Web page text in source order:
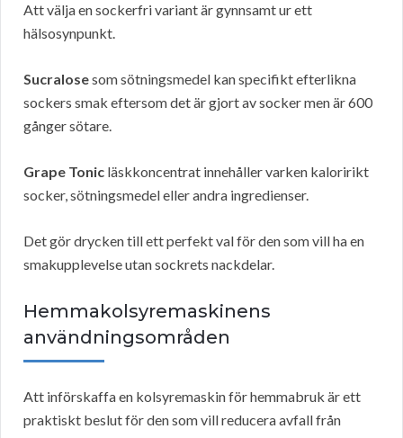
Att välja en sockerfri variant är gynnsamt ur ett
hälsosynpunkt.
Sucralosesom sötningsmedel kan specifikt efterlikna
sockers smak eftersom det är gjort av socker men är 600
gånger sötare.
Grape Tonic läskkoncentrat innehåller varken kaloririkt
socker, sötningsmedel eller andra ingredienser.
Det gör drycken till ett perfekt val för den som vill ha en
smakupplevelse utan sockrets nackdelar.
Hemmakolsyremaskinens
användningsområden
Att införskaffa en kolsyremaskin för hemmabruk är ett
praktiskt beslut för den som vill reducera avfall från